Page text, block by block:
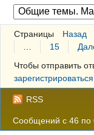
Страницы Назад
15
Чтобы отправить
зарегистрироваться
RSS
Сообщений с 46 по